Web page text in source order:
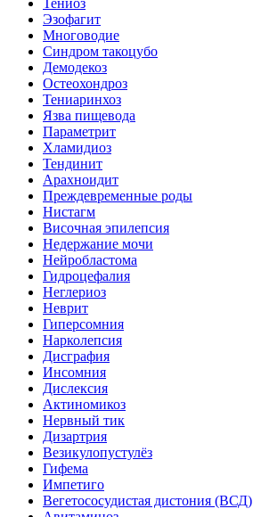
Тениоз
Эзофагит
Многоводие
Синдром такоцубо
Демодекоз
Остеохондроз
Тениаринхоз
Язва пищевода
Параметрит
Хламидиоз
Тендинит
Арахноидит
Преждевременные роды
Нистагм
Височная эпилепсия
Недержание мочи
Нейробластома
Гидроцефалия
Неглериоз
Неврит
Гиперсомния
Нарколепсия
Дисграфия
Инсомния
Дислексия
Актиномикоз
Нервный тик
Дизартрия
Везикулопустулёз
Гифема
Импетиго
Вегетососудистая дистония (ВСД)